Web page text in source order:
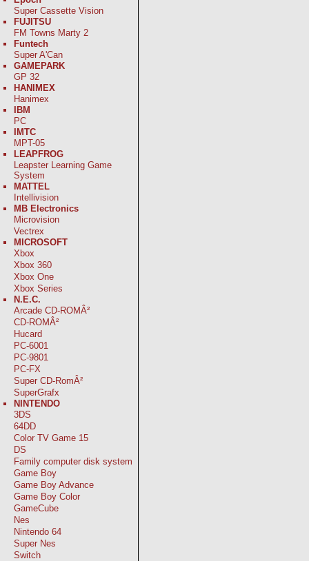
Super Cassette Vision
FUJITSU
FM Towns Marty 2
Funtech
Super A'Can
GAMEPARK
GP 32
HANIMEX
Hanimex
IBM
PC
IMTC
MPT-05
LEAPFROG
Leapster Learning Game
System
MATTEL
Intellivision
MB Electronics
Microvision
Vectrex
MICROSOFT
Xbox
Xbox 360
Xbox One
Xbox Series
N.E.C.
Arcade CD-ROMÂ²
CD-ROMÂ²
Hucard
PC-6001
PC-9801
PC-FX
Super CD-RomÂ²
SuperGrafx
NINTENDO
3DS
64DD
Color TV Game 15
DS
Family computer disk system
Game Boy
Game Boy Advance
Game Boy Color
GameCube
Nes
Nintendo 64
Super Nes
Switch